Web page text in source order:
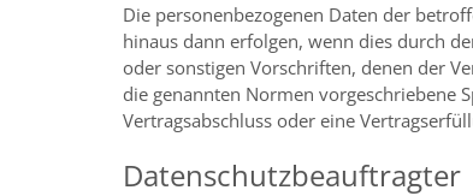
Die personenbezogenen Daten der
hinaus dann erfolgen, wenn dies durch
oder sonstigen Vorschriften, denen der
die genannten Normen vorgeschriebene
Vertragsabschluss oder eine
Datenschutzbeauftragter